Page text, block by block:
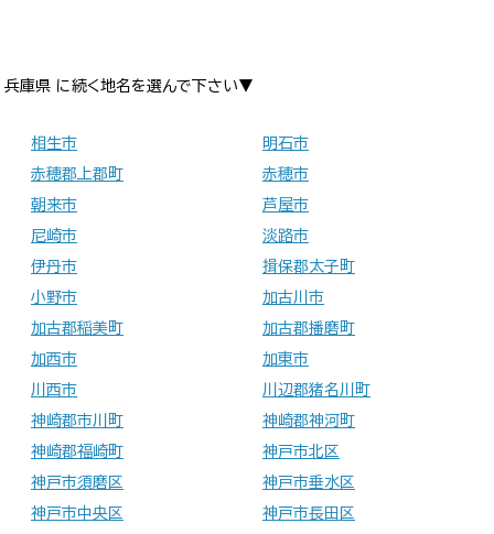
兵庫県 に続く地名を選んで下さい▼
相生市
明石市
赤穂郡上郡町
赤穂市
朝来市
芦屋市
尼崎市
淡路市
伊丹市
揖保郡太子町
小野市
加古川市
加古郡稲美町
加古郡播磨町
加西市
加東市
川西市
川辺郡猪名川町
神崎郡市川町
神崎郡神河町
神崎郡福崎町
神戸市北区
神戸市須磨区
神戸市垂水区
神戸市中央区
神戸市長田区